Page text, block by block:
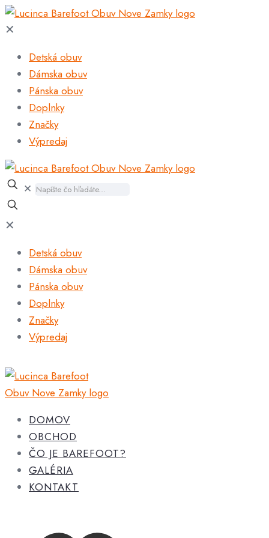
✕
Detská obuv
Dámska obuv
Pánska obuv
Doplnky
Značky
Výpredaj
✕
✕
Detská obuv
Dámska obuv
Pánska obuv
Doplnky
Značky
Výpredaj
DOMOV
OBCHOD
ČO JE BAREFOOT?
GALÉRIA
KONTAKT